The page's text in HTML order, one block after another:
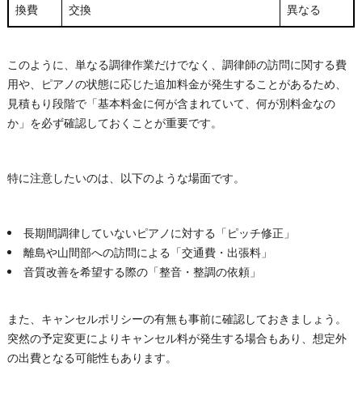
換費
交換
異なる
このように、単なる調律作業だけでなく、調律師の訪問に関する費
用や、ピアノの状態に応じた追加料金が発生することがあるため、
見積もり段階で「基本料金に何が含まれていて、何が別料金なの
か」を必ず確認しておくことが重要です。
特に注意したいのは、以下のような場面です。
長期間調律していないピアノに対する「ピッチ修正」
離島や山間部への訪問による「交通費・出張料」
音質改善を希望する際の「整音・整調の依頼」
また、キャンセルポリシーの有無も事前に確認しておきましょう。
突然の予定変更によりキャンセル料が発生する場合もあり、想定外
の出費となる可能性もあります。